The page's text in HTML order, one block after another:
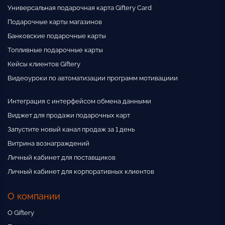
Москва м. Маяковская, ул. 1-я Тверская-Ямская,
д. 10
Москва м. Маяковская, ул. Садовая-
Кудринская, д. 32 стр. 2
Москва м. Медведково ул. Тихомирова, д. 1
Москва м. Медведково, ул. Осташковская, д. 30
Москва м. Митино ул. Дубравная, д. 46
Москва м. Молодёжная ул. Ельнинская, д. 20
корп. 1
Москва м. Мякинино/Пенягино, ул.
Подмосковный б-р, 8
Москва м. Некрасовка ул. Ухтомского
Москва м. Новые Черемушки ул. Архитектора
Власова, д. 18
Универсальная подарочная карта Giftery Card
Подарочные карты магазинов
Банковские подарочные карты
Топливные подарочные карты
Кейсы клиентов Giftery
Видеоуроки по автоматизации программ мотивациии
Интеграция с интерфейсом обмена данными
Виджет для продажи подарочных карт
Запустите новый канал продаж за 1 день
Витрина вознаграждений
Личный кабинет для поставщиков
Личный кабинет для корпоративных клиентов
О компании
О Giftery